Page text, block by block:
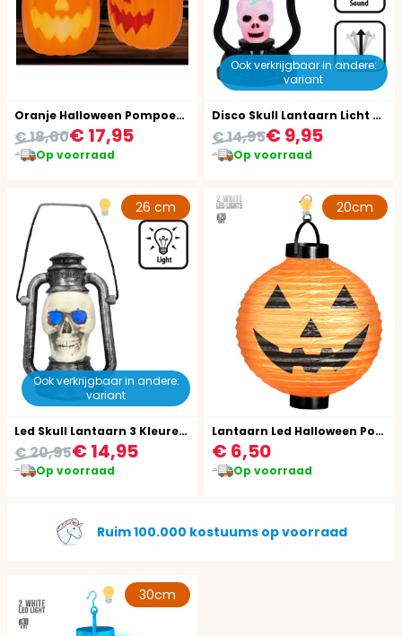
Oranje Halloween Pompoen met Licht en Geluid
€ 17,95
€ 18,60
Op voorraad
Ook verkrijgbaar in andere:
variant
Disco Skull Lantaarn Licht & Geluid Halloween
€ 9,95
€ 14,95
Op voorraad
Ook verkrijgbaar in andere:
variant
26 cm
Led Skull Lantaarn 3 Kleuren Halloween
€ 14,95
€ 20,95
Op voorraad
20cm
Lantaarn Led Halloween Pompoen
€ 6,50
Op voorraad
Ruim 100.000 kostuums op voorraad
30cm